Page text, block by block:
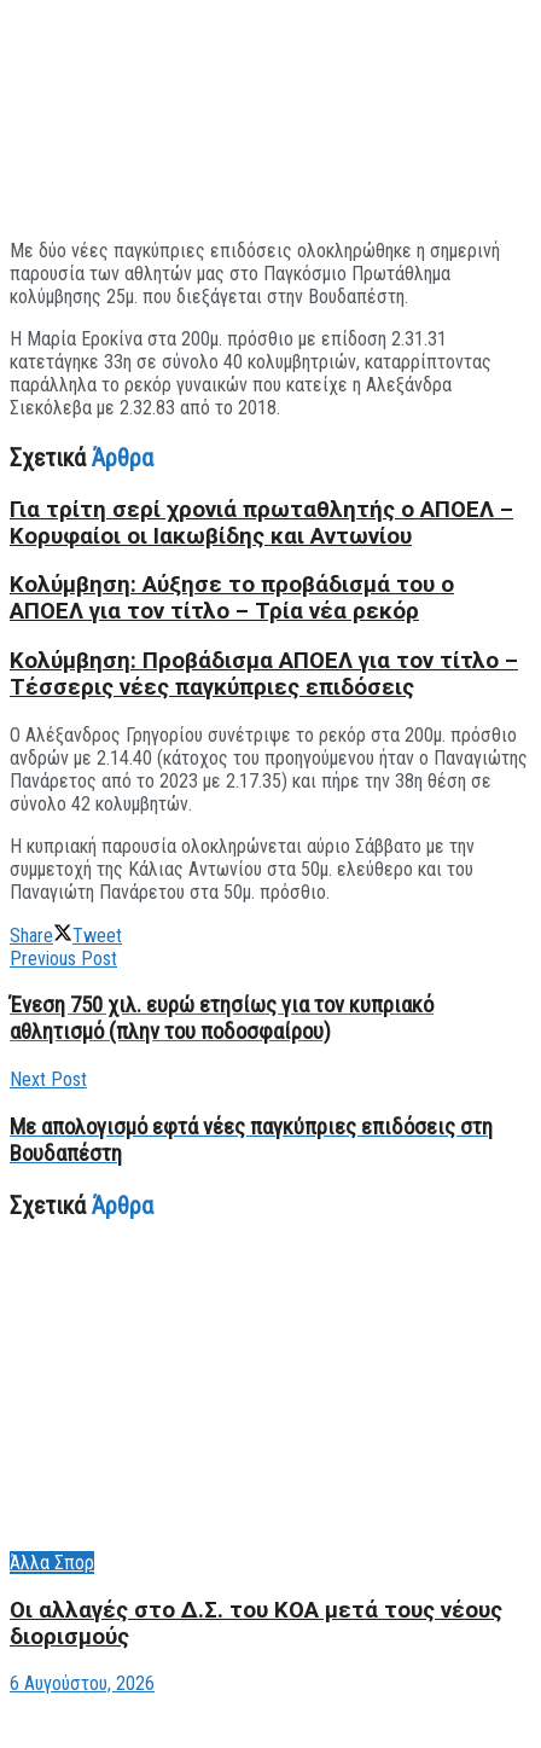
Με δύο νέες παγκύπριες επιδόσεις ολοκληρώθηκε η σημερινή
παρουσία των αθλητών μας στο Παγκόσμιο Πρωτάθλημα
κολύμβησης 25μ. που διεξάγεται στην Βουδαπέστη.
Η Μαρία Εροκίνα στα 200μ. πρόσθιο με επίδοση 2.31.31
κατετάγηκε 33η σε σύνολο 40 κολυμβητριών, καταρρίπτοντας
παράλληλα το ρεκόρ γυναικών που κατείχε η Αλεξάνδρα
Σιεκόλεβα με 2.32.83 από το 2018.
ΣχετικάΆρθρα
Για τρίτη σερί χρονιά πρωταθλητής ο ΑΠΟΕΛ –
Κορυφαίοι οι Ιακωβίδης και Αντωνίου
Κολύμβηση: Αύξησε το προβάδισμά του ο
ΑΠΟΕΛ για τον τίτλο – Τρία νέα ρεκόρ
Κολύμβηση: Προβάδισμα ΑΠΟΕΛ για τον τίτλο –
Tέσσερις νέες παγκύπριες επιδόσεις
Ο Αλέξανδρος Γρηγορίου συνέτριψε το ρεκόρ στα 200μ. πρόσθιο
ανδρών με 2.14.40 (κάτοχος του προηγούμενου ήταν ο Παναγιώτης
Πανάρετος από το 2023 με 2.17.35) και πήρε την 38η θέση σε
σύνολο 42 κολυμβητών.
Η κυπριακή παρουσία ολοκληρώνεται αύριο Σάββατο με την
συμμετοχή της Κάλιας Αντωνίου στα 50μ. ελεύθερο και του
Παναγιώτη Πανάρετου στα 50μ. πρόσθιο.
Share
Tweet
Previous Post
Ένεση 750 χιλ. ευρώ ετησίως για τον κυπριακό
αθλητισμό (πλην του ποδοσφαίρου)
Next Post
Με απολογισμό εφτά νέες παγκύπριες επιδόσεις στη
Βουδαπέστη
ΣχετικάΆρθρα
Άλλα Σπορ
Οι αλλαγές στο Δ.Σ. του ΚΟΑ μετά τους νέους
διορισμούς
6 Αυγούστου, 2026